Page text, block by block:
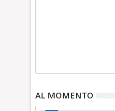
AL MOMENTO